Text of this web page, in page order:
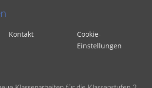
Kontakt
Cookie-
Einstellungen